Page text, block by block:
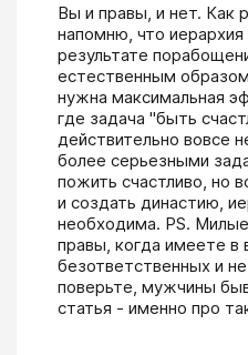
Вы и правы, и нет. Как
напомню, что иерархия
результате
естественным
нужна максимальная
где задача "быть
действительно вовсе
более серьезными
пожить счастливо, но
и создать династию,
необходима. PS.
правы, когда имеете в
безответственных и
поверьте, мужчины
статья - именно про